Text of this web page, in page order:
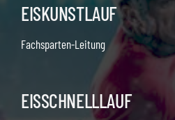
EISKUNSTLAUF
Fachsparten-Leitung
EISSCHNELLLAUF